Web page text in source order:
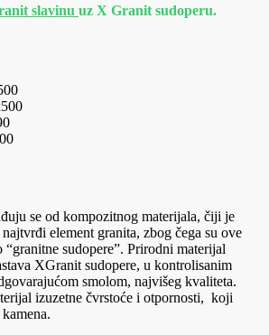
slavinu uz X Granit sudoperu.
se od kompozitnog materijala, čiji je
element granita, zbog čega su ove
“granitne sudopere”. Prirodni materijal
XGranit sudopere, u kontrolisanim
smolom, najvišeg kvaliteta.
izuzetne čvrstoće i otpornosti, koji